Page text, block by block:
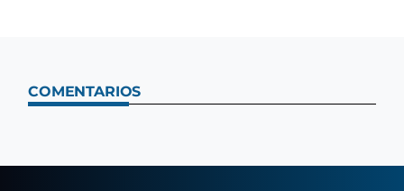
COMENTARIOS